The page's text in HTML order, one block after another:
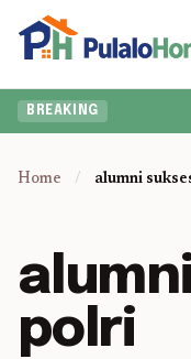
BREAKING
Home / alumni
polri